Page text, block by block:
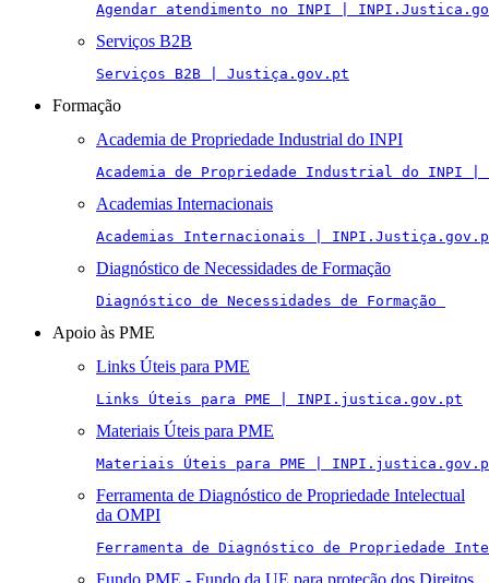
Agendar atendimento no INPI |
Serviços B2B
Serviços B2B | Justiça.gov.pt
Formação
Academia de Propriedade Industrial do INPI
Academia de Propriedade Industrial do INPI
Academias Internacionais
Academias Internacionais |
Diagnóstico de Necessidades de Formação
Diagnóstico de Necessidades de Formação
Apoio às PME
Links Úteis para PME
Links Úteis para PME | INPI.justica.gov.pt
Materiais Úteis para PME
Materiais Úteis para PME |
Ferramenta de Diagnóstico de Propriedade Intelectual
da OMPI
Ferramenta de Diagnóstico de Propriedade
Fundo PME - Fundo da UE para proteção dos Direitos